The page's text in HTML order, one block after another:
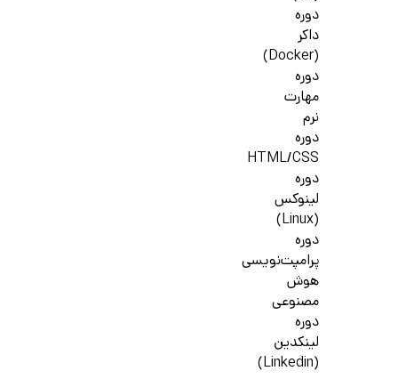
دوره
داکر
(Docker)
دوره
مهارت
نرم
دوره
HTML/CSS
دوره
لینوکس
(Linux)
دوره
پرامپت‌نویسی
هوش
مصنوعی
دوره
لینکدین
(Linkedin)